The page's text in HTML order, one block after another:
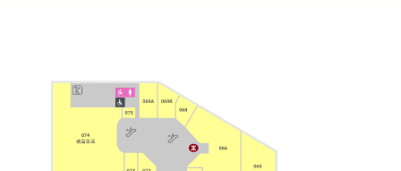
慢活时刻
更多相关主题